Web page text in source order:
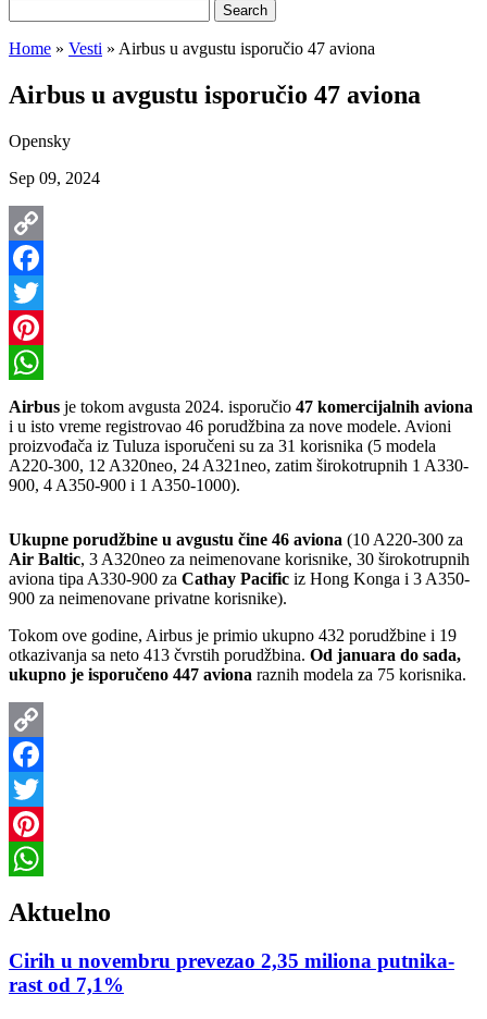
for:
Home » Vesti » Airbus u avgustu isporučio 47 aviona
Airbus u avgustu isporučio 47 aviona
Opensky
Sep 09, 2024
Copy
Link
Facebook
Twitter
Pinterest
WhatsApp
Airbus je tokom avgusta 2024. isporučio 47 komercijalnih aviona
i u isto vreme registrovao 46 porudžbina za nove modele. Avioni
proizvođača iz Tuluza isporučeni su za 31 korisnika (5 modela
A220-300, 12 A320neo, 24 A321neo, zatim širokotrupnih 1 A330-
900, 4 A350-900 i 1 A350-1000).
Ukupne porudžbine u avgustu čine 46 aviona (10 A220-300 za
Air Baltic, 3 A320neo za neimenovane korisnike, 30 širokotrupnih
aviona tipa A330-900 za Cathay Pacific iz Hong Konga i 3 A350-
900 za neimenovane privatne korisnike).
Tokom ove godine, Airbus je primio ukupno 432 porudžbine i 19
otkazivanja sa neto 413 čvrstih porudžbina. Od januara do sada,
ukupno je isporučeno 447 aviona raznih modela za 75 korisnika.
Copy
Link
Facebook
Twitter
Pinterest
Aktuelno
Cirih u novembru prevezao 2,35 miliona putnika-
rast od 7,1%